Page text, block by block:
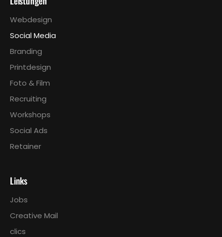
Webdesign
Social Media
Branding
Printdesign
Foto & Film
Recruiting
Workshops
Social Ads
Retainer
Links
Jobs
Creative Mail
clics